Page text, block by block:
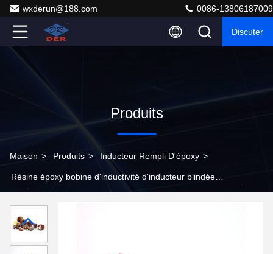
wxderun@188.com 0086-13806187009
Discuter
Produits
Maison > Produits > Inducteur Rempli D'époxy >
Résine époxy bobine d'inductivité d'inducteur blindée